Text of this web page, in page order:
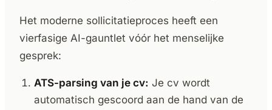
Het moderne sollicitatieproces heeft een
vierfasige AI-gauntlet vóór het menselijke
gesprek:
ATS-parsing van je cv: Je cv wordt
automatisch gescoord aan de hand van de